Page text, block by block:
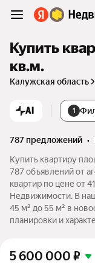
Купить
кв.м.
Калужская область
AI 1
787 предложений •
Купить квартиру
787 объявлений от
квартир по цене от
Недвижимости. В
45 м² до 55 м² в
планировки и
5 600 000 ₽